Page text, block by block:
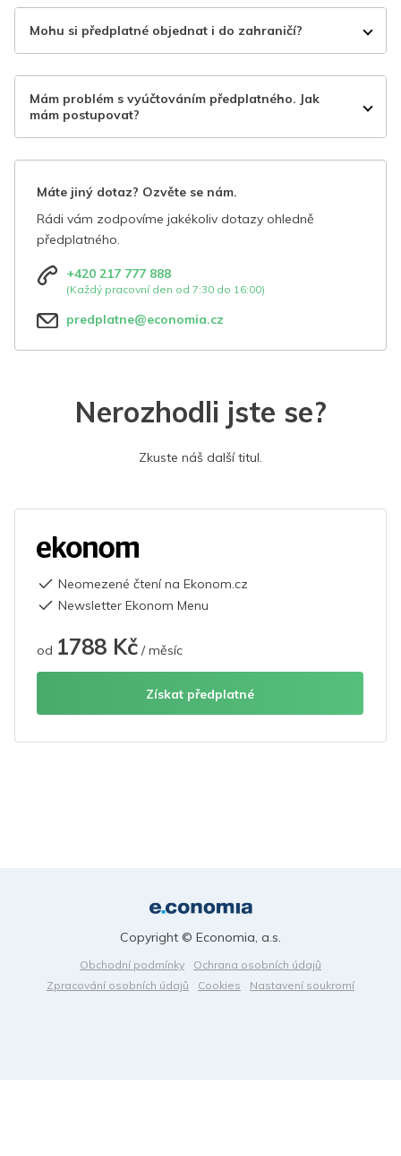
Mohu si předplatné objednat i do zahraničí?
Mám problém s vyúčtováním předplatného. Jak
mám postupovat?
Máte jiný dotaz? Ozvěte se nám.
Rádi vám zodpovíme jakékoliv dotazy ohledně
předplatného.
+420 217 777 888
(Každý pracovní den od 7:30 do 16:00)
predplatne@economia.cz
Nerozhodli jste se?
Zkuste náš další titul.
Neomezené čtení na Ekonom.cz
Newsletter Ekonom Menu
od 1788 Kč / měsíc
Získat předplatné
Obchodní podmínky
Ochrana osobních údajů
Zpracování osobních údajů
Cookies Nastavení soukromí
Copyright © Economia, a.s.